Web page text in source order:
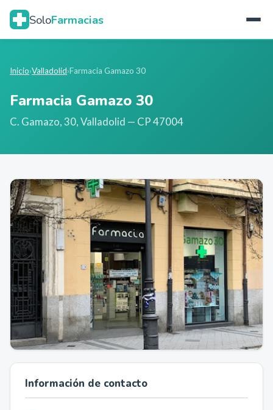
SoloFarmacias
Inicio›Valladolid›Farmacia Gamazo 30
Farmacia Gamazo 30
C. Gamazo, 30,Valladolid — CP 47004
Información de contacto